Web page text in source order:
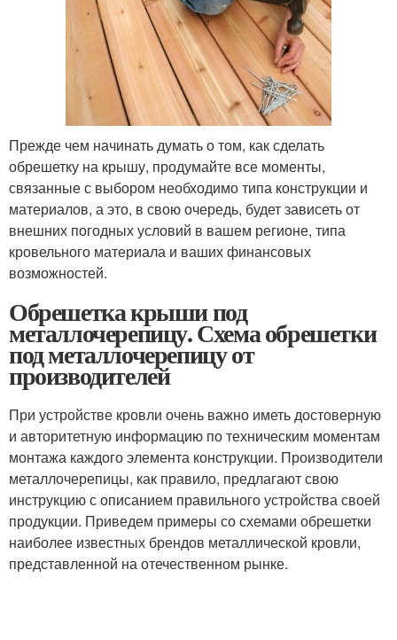
Прежде чем начинать думать о том, как сделать
обрешетку на крышу, продумайте все моменты,
связанные с выбором необходимо типа конструкции и
материалов, а это, в свою очередь, будет зависеть от
внешних погодных условий в вашем регионе, типа
кровельного материала и ваших финансовых
возможностей.
Обрешетка крыши под
металлочерепицу. Схема обрешетки
под металлочерепицу от
производителей
При устройстве кровли очень важно иметь достоверную
и авторитетную информацию по техническим моментам
монтажа каждого элемента конструкции. Производители
металлочерепицы, как правило, предлагают свою
инструкцию с описанием правильного устройства своей
продукции. Приведем примеры со схемами обрешетки
наиболее известных брендов металлической кровли,
представленной на отечественном рынке.